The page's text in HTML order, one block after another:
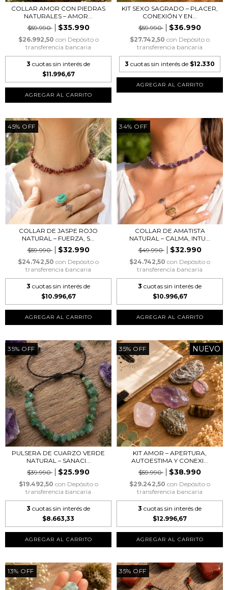
COLLAR AMOR CON PIEDRAS
NATURALES – AMOR...
$59.990
$35.990
$26.992,50 con Depósito o
transferencia bancaria
3 cuotas sin interés de
$11.996,67
KIT SEXO SAGRADO – PLACER,
CONEXIÓN Y EN...
$59.990
$36.990
$27.742,50 con Depósito o
transferencia bancaria
3 cuotas sin interés de $12.330
45% OFF
COLLAR DE JASPE ROJO
NATURAL – FUERZA, S...
$59.990
$32.990
$24.742,50 con Depósito o
transferencia bancaria
3 cuotas sin interés de
$10.996,67
34% OFF
COLLAR DE AMATISTA
NATURAL – CALMA, INTU...
$49.990
$32.990
$24.742,50 con Depósito o
transferencia bancaria
3 cuotas sin interés de
$10.996,67
35% OFF
PULSERA DE CUARZO VERDE
NATURAL – SANACI...
$39.990
$25.990
$19.492,50 con Depósito o
transferencia bancaria
3 cuotas sin interés de
$8.663,33
35% OFF NUEVO
KIT AMOR – APERTURA,
AUTOESTIMA Y CONEXI...
$59.990
$38.990
$29.242,50 con Depósito o
transferencia bancaria
3 cuotas sin interés de
$12.996,67
13% OFF 35% OFF